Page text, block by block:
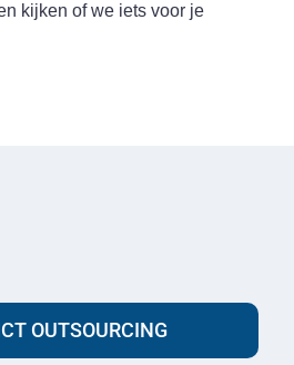
kijken of we iets voor je
OUTSOURCING